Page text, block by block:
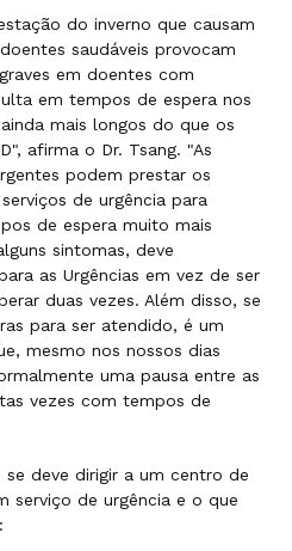
do inverno que causam
saudáveis provocam
em doentes com
em tempos de espera nos
mais longos do que os
afirma o Dr. Tsang. "As
podem prestar os
de urgência para
de espera muito mais
sintomas, deve
as Urgências em vez de ser
duas vezes. Além disso, se
para ser atendido, é um
mesmo nos nossos dias
uma pausa entre as
vezes com tempos de
deve dirigir a um centro de
serviço de urgência e o que